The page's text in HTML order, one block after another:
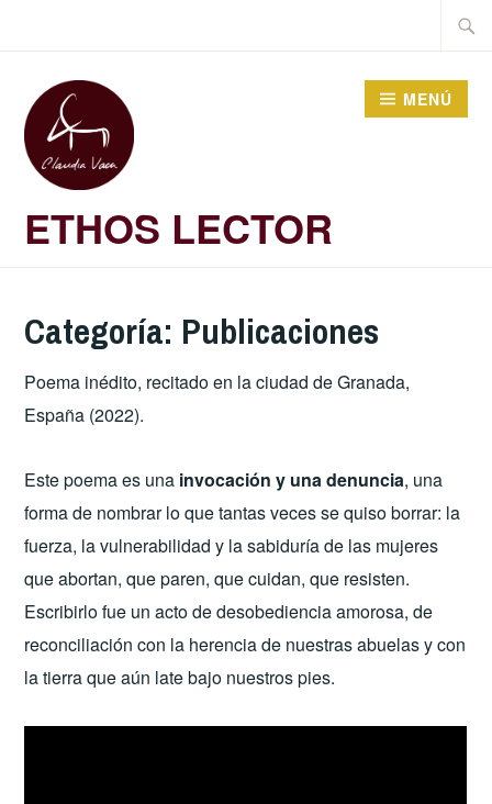
contenido
ETHOS LECTOR
MENÚ
Categoría: Publicaciones
Poema inédito, recitado en la ciudad de Granada,
España (2022).
Este poema es una invocación y una denuncia, una
forma de nombrar lo que tantas veces se quiso borrar: la
fuerza, la vulnerabilidad y la sabiduría de las mujeres
que abortan, que paren, que cuidan, que resisten.
Escribirlo fue un acto de desobediencia amorosa, de
reconciliación con la herencia de nuestras abuelas y con
la tierra que aún late bajo nuestros pies.